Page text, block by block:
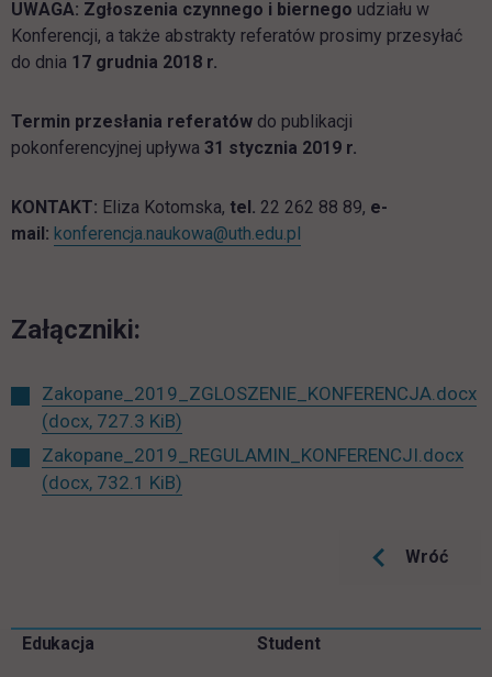
UWAGA: Zgłoszenia czynnego i biernego udziału w
Konferencji, a także abstrakty referatów prosimy przesyłać
do dnia 17 grudnia 2018 r.
Termin przesłania referatów do publikacji
pokonferencyjnej upływa 31 stycznia 2019 r.
KONTAKT: Eliza Kotomska, tel. 22 262 88 89, e-
mail: konferencja.naukowa@uth.edu.pl
Załączniki:
Zakopane_2019_ZGLOSZENIE_KONFERENCJA.docx
(docx, 727.3 KiB)
Zakopane_2019_REGULAMIN_KONFERENCJI.docx
(docx, 732.1 KiB)
Wróć
Pomiń
Informacje w stopce
Edukacja Student